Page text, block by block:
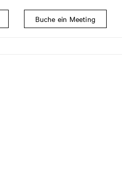
Buche ein Meeting